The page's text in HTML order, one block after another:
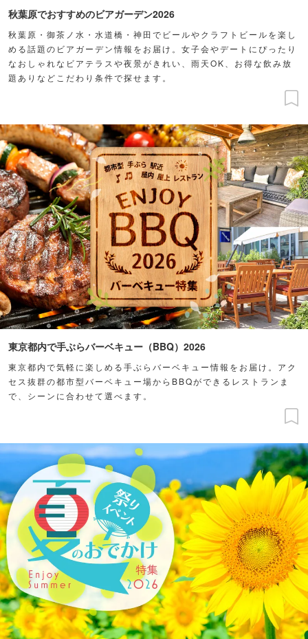
秋葉原でおすすめのビアガーデン2026
秋葉原・御茶ノ水・水道橋・神田でビールやクラフトビールを楽し
める話題のビアガーデン情報をお届け。女子会やデートにぴったり
なおしゃれなビアテラスや夜景がきれい、雨天OK、お得な飲み放
題ありなどこだわり条件で探せます。
東京都内で手ぶらバーベキュー（BBQ）2026
東京都内で気軽に楽しめる手ぶらバーベキュー情報をお届け。アク
セス抜群の都市型バーベキュー場からBBQができるレストランま
で、シーンに合わせて選べます。